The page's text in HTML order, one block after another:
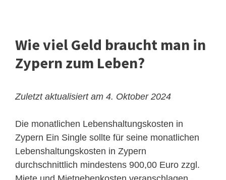
Wie viel Geld braucht man in
Zypern zum Leben?
Zuletzt aktualisiert am 4. Oktober 2024
Die monatlichen Lebenshaltungskosten in
Zypern Ein Single sollte für seine monatlichen
Lebenshaltungskosten in Zypern
durchschnittlich mindestens 900,00 Euro zzgl.